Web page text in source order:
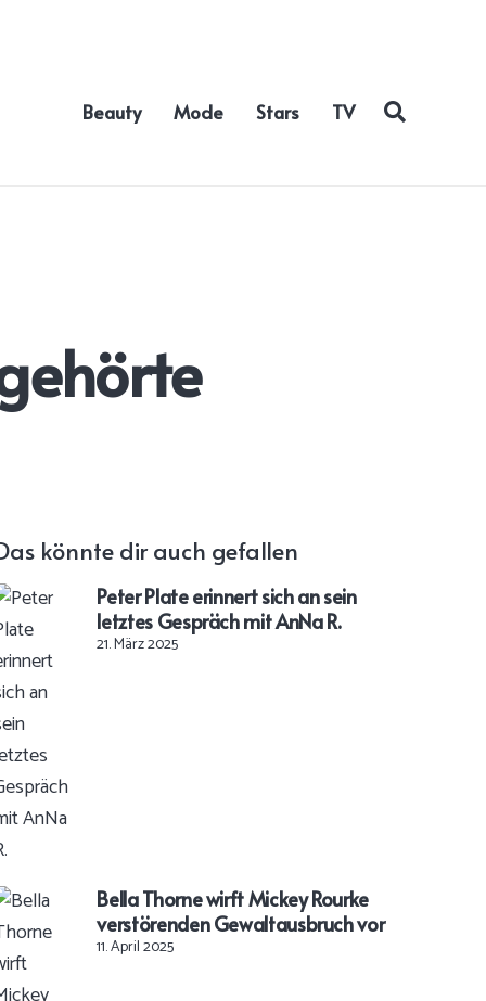
Beauty Mode Stars TV
könnte dir auch gefallen
Peter Plate erinnert sich an sein
letztes Gespräch mit AnNa R.
21. März 2025
Bella Thorne wirft Mickey Rourke
verstörenden Gewaltausbruch vor
11. April 2025